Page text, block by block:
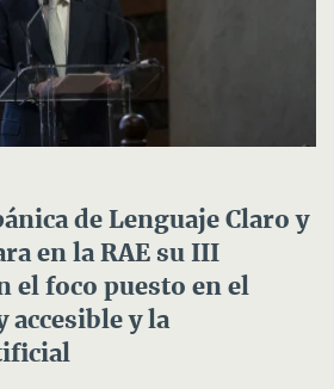
de Lenguaje Claro y
en la RAE su III
el foco puesto en el
accesible y la